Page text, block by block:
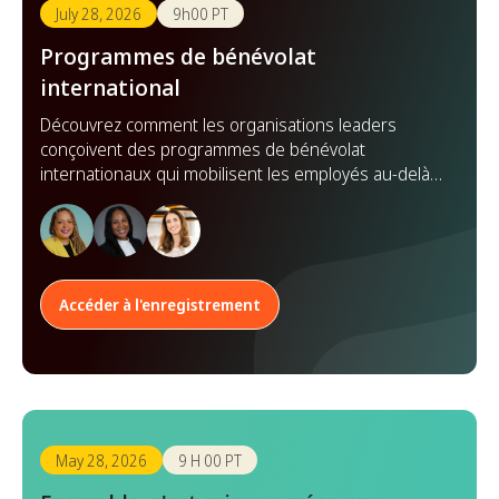
July 28, 2026 9h00 PT
Programmes de bénévolat
international
Découvrez comment les organisations leaders
conçoivent des programmes de bénévolat
internationaux qui mobilisent les employés au-delà
des frontières, renforcent les partenariats et
démultiplient leur impact à l'échelle mondiale.
Accéder à l'enregistrement
May 28, 2026 9 H 00 PT